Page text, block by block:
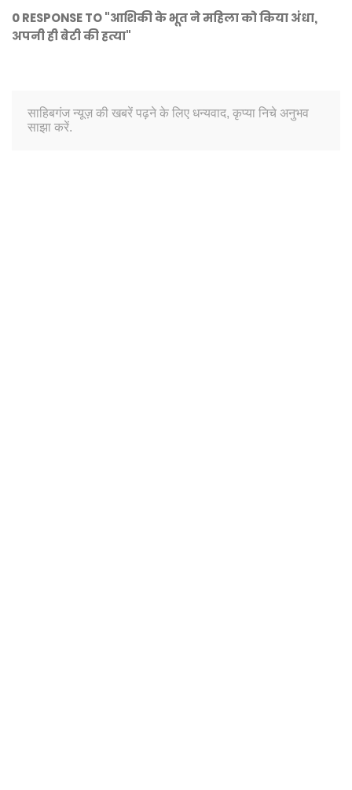
0 RESPONSE TO "आशिकी के भूत ने महिला को किया अंधा,
अपनी ही बेटी की हत्या"
साहिबगंज न्यूज़ की खबरें पढ़ने के लिए धन्यवाद, कृप्या निचे अनुभव
साझा करें.